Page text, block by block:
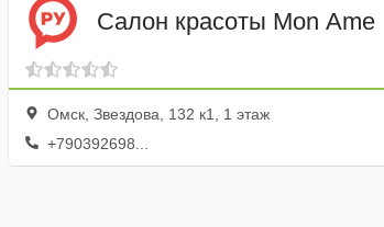
Салон красоты Mon Ame
Омск, Звездова, 132 к1, 1 этаж
+790392698...